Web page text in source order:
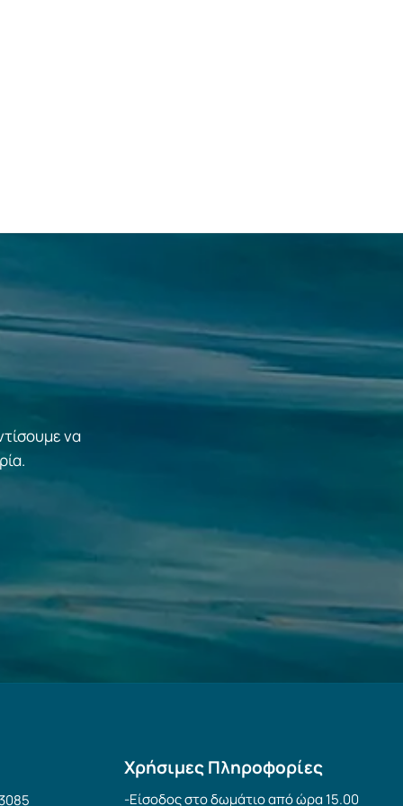
να
Χρήσιμες Πληροφορίες
-Είσοδος στο δωμάτιο από ώρα 15.00